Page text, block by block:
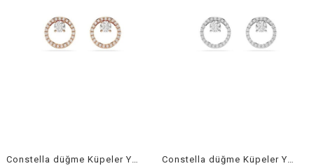
Constella düğme Küpeler Yuvarlak kesim, Beyaz, Pembe altın rengi kaplama Constella düğme Küpeler Yuvarlak kesim, Beyaz, Rodyum kaplama